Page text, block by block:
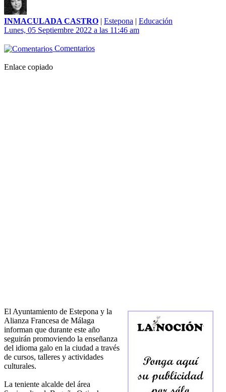
INMACULADA CASTRO | Estepona | Educación
Lunes, 05 Septiembre 2022 a las 11:46 am
Comentarios
Enlace copiado
El Ayuntamiento de Estepona y la
Alianza Francesa de Málaga
informan que durante este año
seguirán promoviendo la enseñanza
del idioma galo en la ciudad a través
de cursos, talleres y actividades
culturales.
La teniente alcalde del área